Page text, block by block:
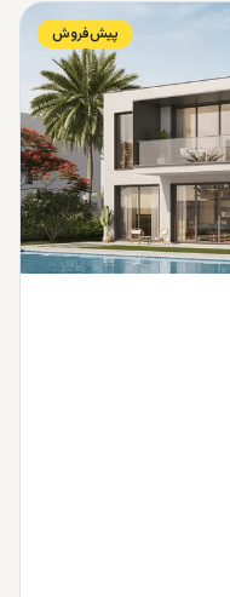
پیش‌فروش